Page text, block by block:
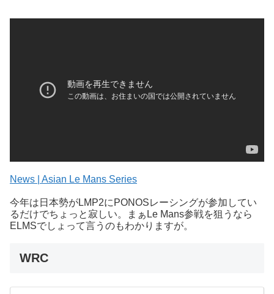
News | Asian Le Mans Series
今年は日本勢がLMP2にPONOSレーシングが参加してい
るだけでちょっと寂しい。まぁLe Mans参戦を狙うなら
ELMSでしょって言うのもわかりますが。
WRC